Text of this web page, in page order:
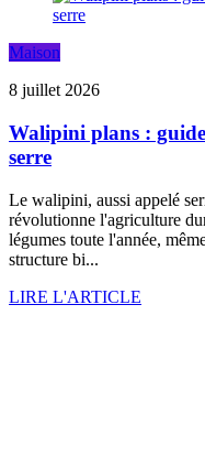
Maison
8 juillet 2026
Walipini plans :
serre
Le walipini, aussi appelé
révolutionne l'agriculture
légumes toute l'année,
structure bi...
LIRE L'ARTICLE